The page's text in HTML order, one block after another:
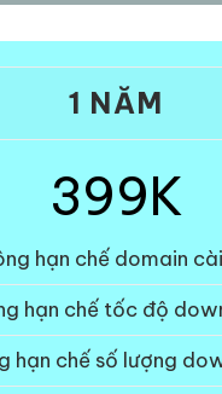
1 NĂM
399K
hạn chế domain
hạn chế tốc độ
hạn chế số lượng